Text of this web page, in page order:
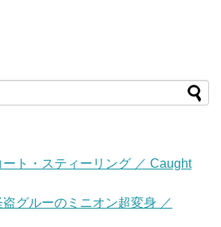
ート・スティーリング ／ Caught
盗グルーのミニオン超変身 ／